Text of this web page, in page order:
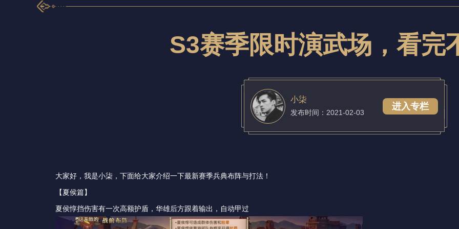
S3赛季限时演武场，看完
小柒
发布时间：2021-02-03
进入专栏
大家好，我是小柒，下面给大家介绍一下最新赛季兵典布阵与打法！
【夏侯篇】
夏侯惇挡伤害有一次高额护盾，华雄后方跟着输出，自动甲过